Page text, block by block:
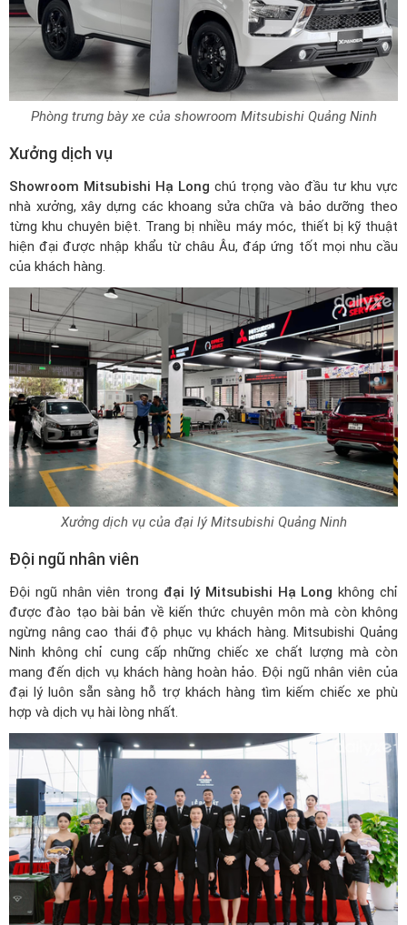
Phòng trưng bày xe của showroom Mitsubishi Quảng Ninh
Xưởng dịch vụ
Showroom Mitsubishi Hạ Long chú trọng vào đầu tư khu vực
nhà xưởng, xây dựng các khoang sửa chữa và bảo dưỡng theo
từng khu chuyên biệt. Trang bị nhiều máy móc, thiết bị kỹ thuật
hiện đại được nhập khẩu từ châu Âu, đáp ứng tốt mọi nhu cầu
của khách hàng.
Xưởng dịch vụ của đại lý Mitsubishi Quảng Ninh
Đội ngũ nhân viên
Đội ngũ nhân viên trong đại lý Mitsubishi Hạ Long không chỉ
được đào tạo bài bản về kiến thức chuyên môn mà còn không
ngừng nâng cao thái độ phục vụ khách hàng. Mitsubishi Quảng
Ninh không chỉ cung cấp những chiếc xe chất lượng mà còn
mang đến dịch vụ khách hàng hoàn hảo. Đội ngũ nhân viên của
đại lý luôn sẵn sàng hỗ trợ khách hàng tìm kiếm chiếc xe phù
hợp và dịch vụ hài lòng nhất.